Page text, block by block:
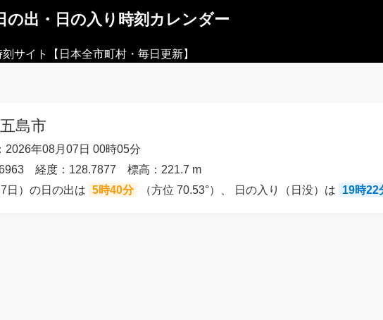
の出・日の入り時刻カレンダー
サイト【日本全市町村・毎日更新】
島市
2026年08月07日 00時05分
経度：128.7877 標高：221.7 m
日）の日の出は 5時40分 （方位 70.53°）、 日の入り（日没）は 19時22